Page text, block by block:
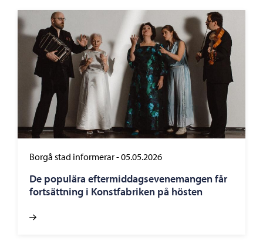
Borgå stad informerar-05.05.2026
De populära eftermiddagsevenemangen får
fortsättning i Konstfabriken på hösten